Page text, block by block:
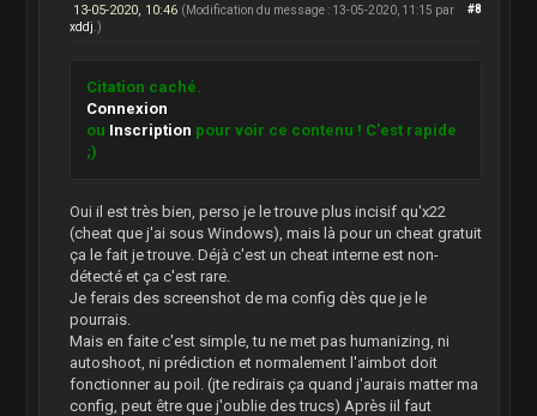
#8
13-05-2020, 10:46 (Modification du message : 13-05-2020, 11:15 par
xddj .)
Citation caché.
Connexion
ou Inscription pour voir ce contenu ! C'est rapide
;)
Oui il est très bien, perso je le trouve plus incisif qu'x22
(cheat que j'ai sous Windows), mais là pour un cheat gratuit
ça le fait je trouve. Déjà c'est un cheat interne est non-
détecté et ça c'est rare.
Je ferais des screenshot de ma config dès que je le
pourrais.
Mais en faite c'est simple, tu ne met pas humanizing, ni
autoshoot, ni prédiction et normalement l'aimbot doit
fonctionner au poil. (jte redirais ça quand j'aurais matter ma
config, peut être que j'oublie des trucs) Après iil faut